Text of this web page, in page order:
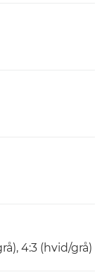
4:3 (hvid/grå)